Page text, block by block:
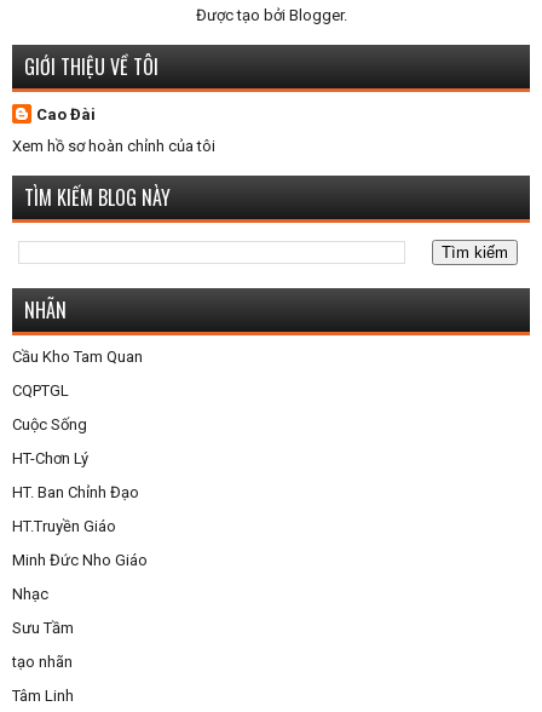
Được tạo bởi Blogger.
GIỚI THIỆU VỀ TÔI
Cao Đài
Xem hồ sơ hoàn chỉnh của tôi
TÌM KIẾM BLOG NÀY
NHÃN
Cầu Kho Tam Quan
CQPTGL
Cuộc Sống
HT-Chơn Lý
HT. Ban Chỉnh Đạo
HT.Truyền Giáo
Minh Đức Nho Giáo
Nhạc
Sưu Tầm
tạo nhãn
Tâm Linh